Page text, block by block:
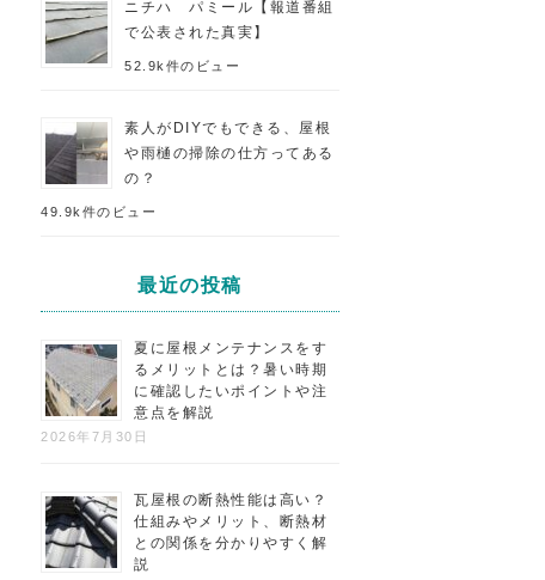
ニチハ パミール【報道番組
で公表された真実】
52.9k件のビュー
素人がDIYでもできる、屋根
や雨樋の掃除の仕方ってある
の？
49.9k件のビュー
最近の投稿
夏に屋根メンテナンスをす
るメリットとは？暑い時期
に確認したいポイントや注
意点を解説
2026年7月30日
瓦屋根の断熱性能は高い？
仕組みやメリット、断熱材
との関係を分かりやすく解
説